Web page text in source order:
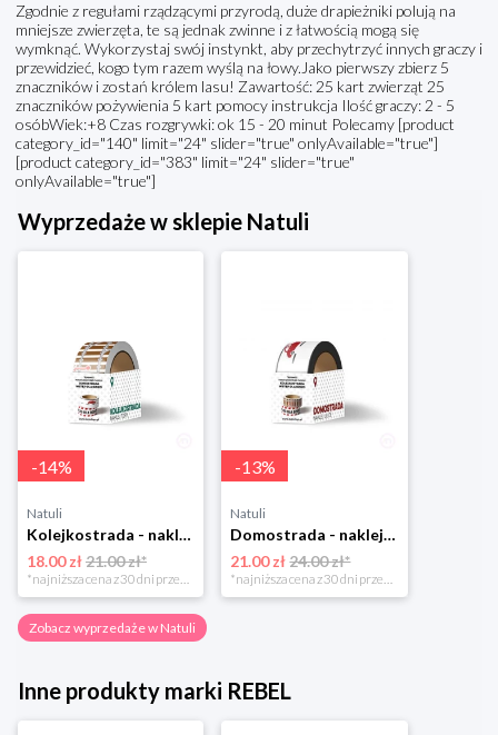
Zgodnie z regułami rządzącymi przyrodą, duże drapieżniki polują na
mniejsze zwierzęta, te są jednak zwinne i z łatwością mogą się
wymknąć. Wykorzystaj swój instynkt, aby przechytrzyć innych graczy i
przewidzieć, kogo tym razem wyślą na łowy.Jako pierwszy zbierz 5
znaczników i zostań królem lasu! Zawartość: 25 kart zwierząt 25
znaczników pożywienia 5 kart pomocy instrukcja Ilość graczy: 2 - 5
osóbWiek:+8 Czas rozgrywki: ok 15 - 20 minut Polecamy [product
category_id="140" limit="24" slider="true" onlyAvailable="true"]
[product category_id="383" limit="24" slider="true"
onlyAvailable="true"]
Wyprzedaże w sklepie Natuli
-14%
Natuli
Kolejkostrada - naklejaj tory Zuzutoys
18.00 zł21.00 zł*
*najniższa cena z 30 dni przed obniżką
-13%
Natuli
Domostrada - naklejaj ulice Zuzutoys
21.00 zł 24.00 zł*
*najniższa cena z 30 dni przed obniżką
Zobacz wyprzedaże w Natuli
Inne produkty marki REBEL